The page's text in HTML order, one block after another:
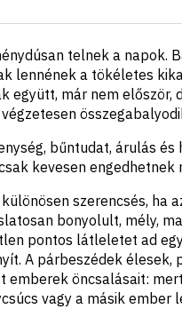
telnek a napok.
lennének a tökéletes
együtt, már nem először,
bűntudat, árulás és
kevesen engedhetnek
szerencsés, ha
bonyolult, mély,
pontos látleletet ad
A párbeszédek
öncsalásait:
vagy a másik ember